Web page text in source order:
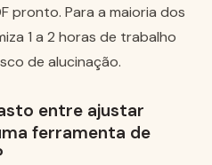
pronto. Para a maioria dos
1 a 2 horas de trabalho
de alucinação.
entre ajustar
ferramenta de